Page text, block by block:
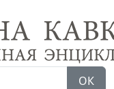
ОК